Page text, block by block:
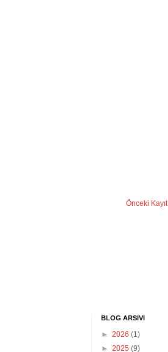
Önceki Kayıt
BLOG ARSIVI
► 2026 (1)
► 2025 (9)